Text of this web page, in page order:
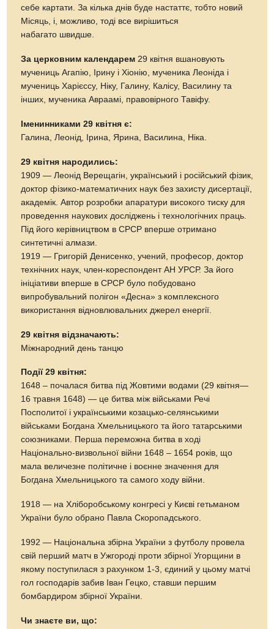
себе картати. За кілька днів буде настаттє, тобто новий
Місяць, і, можливо, тоді все вирішиться
набагато швидше.
За церковним календарем 29 квітня вшановують
мучениць Агапію, Ірину і Хіонію, мученика Леоніда і
мучениць Харієссу, Ніку, Галину, Калісу, Василину та
інших, мученика Авраамі, правовірного Тавіфу.
Іменинниками 29 квітня є:
Галина, Леонід, Ірина, Ярина, Василина, Ніка.
29 квітня народились:
1909 — Леонід Верещагін, український і російський фізик,
доктор фізико-математичних наук без захисту дисертації,
академік. Автор розробки апаратури високого тиску для
проведення наукових досліджень і технологічних праць.
Під його керівництвом в СРСР вперше отримано
синтетичні алмази.
1919 — Григорій Денисенко, учений, професор, доктор
технічних наук, член-кореспондент АН УРСР. За його
ініціативи вперше в СРСР було побудовано
випробувальний полігон «Десна» з комплексного
використання відновлювальних джерел енергії.
29 квітня відзначають:
Міжнародний день танцю
Події 29 квітня:
1648 – почалася битва під Жовтими водами (29 квітня—
16 травня 1648) — це битва між військами Речі
Посполитої і українськими козацько-селянськими
військами Богдана Хмельницького та його татарськими
союзниками. Перша переможна битва в ході
Національно-визвольної війни 1648 – 1654 років, що
мала величезне політичне і воєнне значення для
Богдана Хмельницького та самого ходу війни.
1918 — на Хліборобському конгресі у Києві гетьманом
України було обрано Павла Скоропадського.
1992 — Національна збірна України з футболу провела
свій перший матч в Ужгороді проти збірної Угорщини в
якому поступилася з рахунком 1-3, єдиний у цьому матчі
гол господарів забив Іван Гецко, ставши першим
бомбардиром збірної України.
Чи знаєте ви, що: